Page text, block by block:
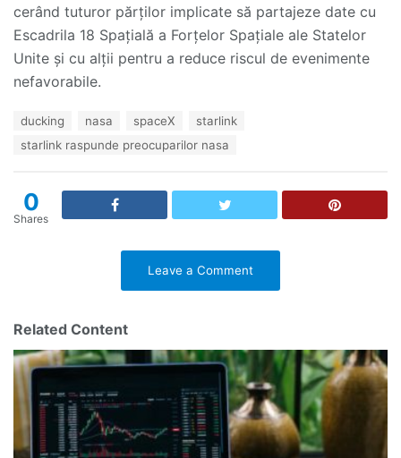
cerând tuturor părților implicate să partajeze date cu
Escadrila 18 Spațială a Forțelor Spațiale ale Statelor
Unite și cu alții pentru a reduce riscul de evenimente
nefavorabile.
ducking nasa spaceX
starlink
starlink raspunde preocuparilor nasa
0
Shares
Leave a Comment
Related Content